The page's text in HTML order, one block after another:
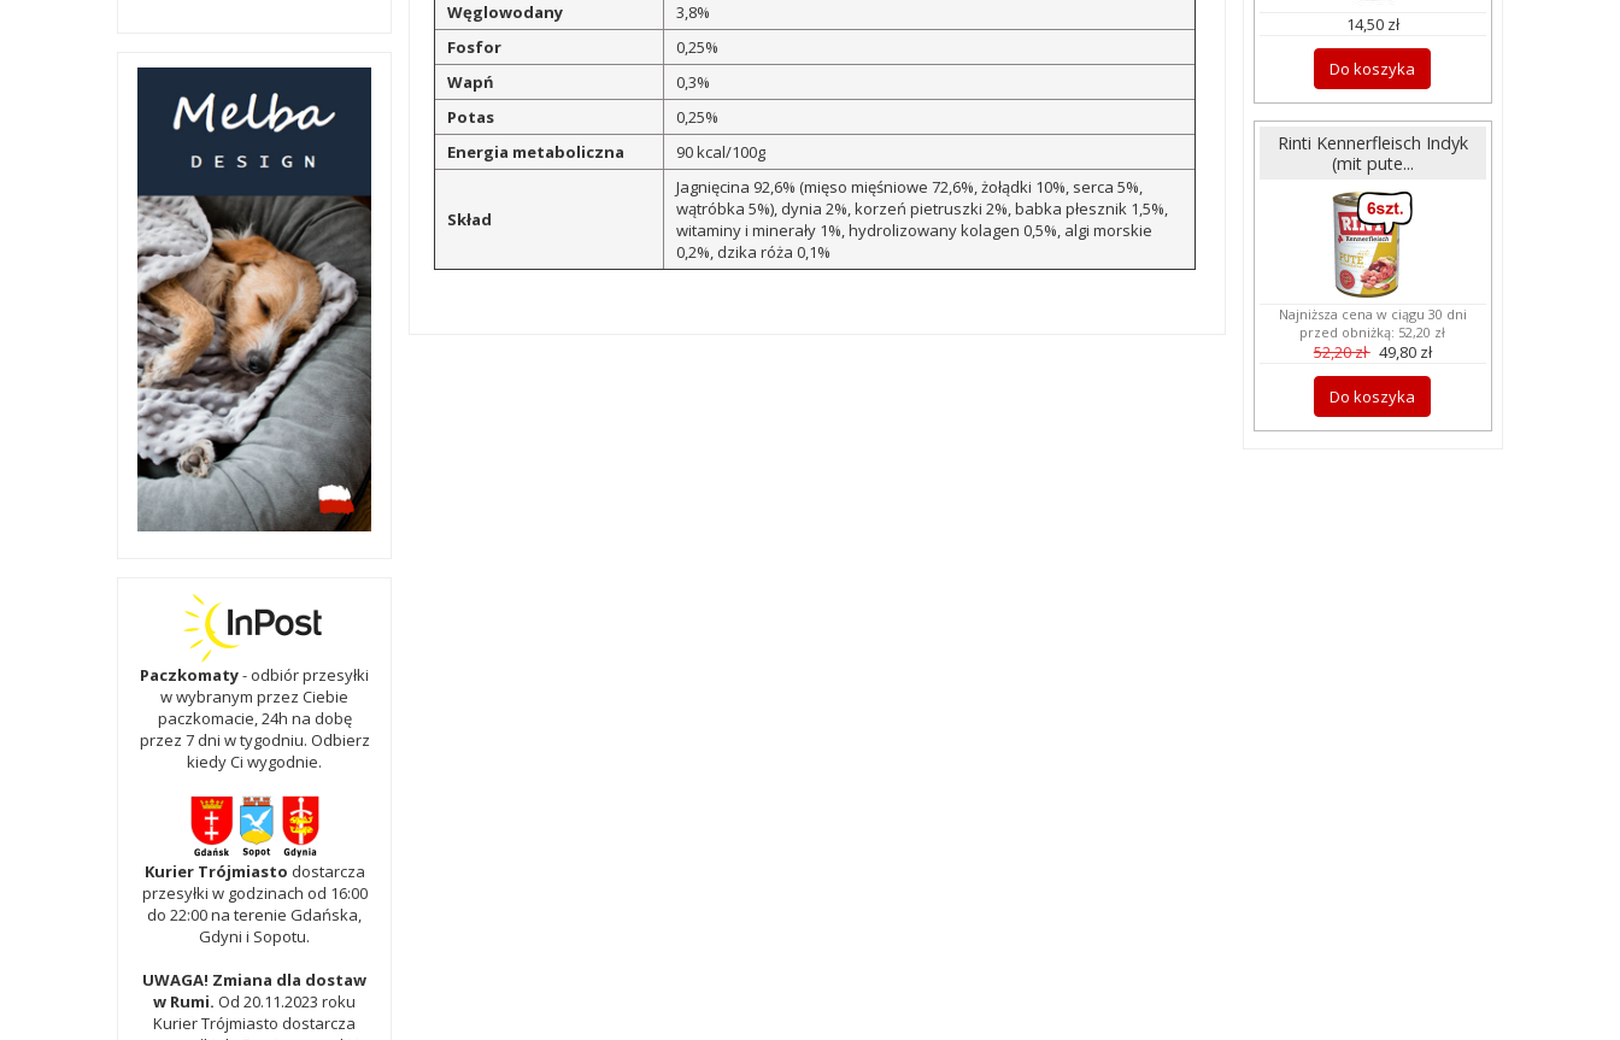
Węglowodany
3,8%
Fosfor
0,25%
Wapń
0,3%
Potas
0,25%
Energia metaboliczna
90 kcal/100g
Skład
Jagnięcina 92,6% (mięso mięśniowe 72,6%, żołądki 10%, serca 5%,
wątróbka 5%), dynia 2%, korzeń pietruszki 2%, babka płesznik 1,5%,
witaminy i minerały 1%, hydrolizowany kolagen 0,5%, algi morskie
0,2%, dzika róża 0,1%
14,50 zł
Do koszyka
Rinti Kennerfleisch Indyk
(mit pute...
Najniższa cena w ciągu 30 dni
przed obniżką: 52,20 zł
52,20 zł 49,80 zł
Do koszyka
Paczkomaty- odbiór przesyłki
w wybranym przez Ciebie
paczkomacie, 24h na dobę
przez 7 dni w tygodniu. Odbierz
kiedy Ci wygodnie.
Kurier Trójmiasto dostarcza
przesyłki w godzinach od 16:00
do 22:00 na terenie Gdańska,
Gdyni i Sopotu.
UWAGA! Zmiana dla dostaw
w Rumi. Od 20.11.2023 roku
Kurier Trójmiasto dostarcza